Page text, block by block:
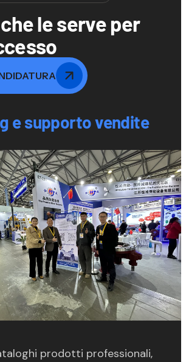
le serve per
e supporto vendite
prodotti professionali,